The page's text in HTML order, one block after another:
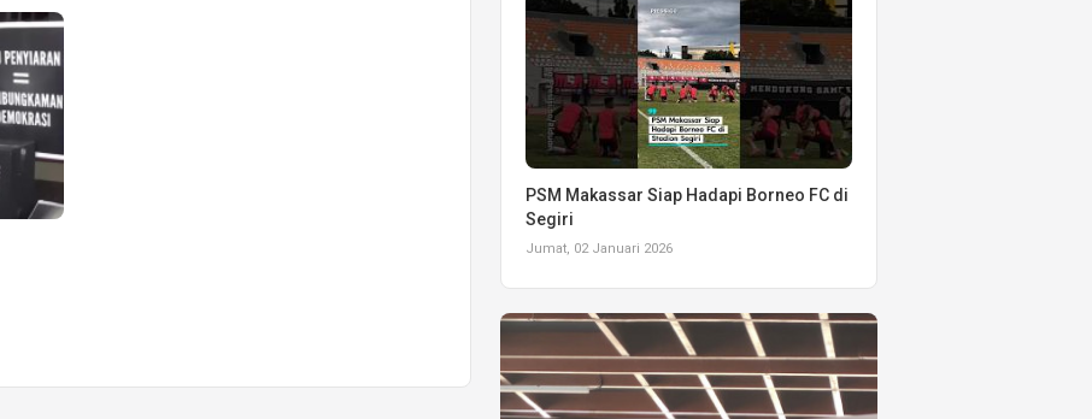
PSM Makassar Siap Hadapi Borneo FC di
Segiri
Jumat, 02 Januari 2026